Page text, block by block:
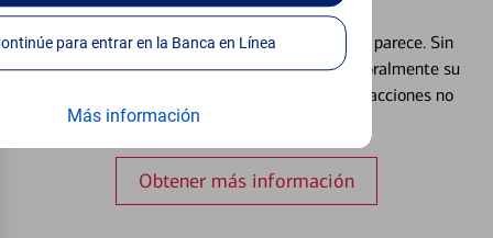
Continúe para entrar en la Banca en Línea
Más información
Extraviar una tarjeta es más común de lo que parece. Sin
embargo, puede bloquear y desbloquear temporalmente su
tarjeta de débito para ayudar a prevenir transacciones no
Obtener más información